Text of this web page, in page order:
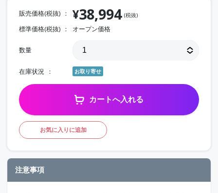
販売価格(税抜) ¥38,994 (税抜)
標準価格(税抜) オープン価格
数量
在庫状況 お取り寄せ
カートへ入れる
お気に入りに追加
注意事項